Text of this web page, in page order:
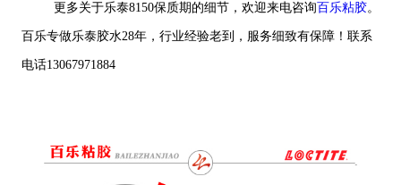
更多关于乐泰8150保质期的细节，欢迎来电咨询百乐粘胶。
百乐专做乐泰胶水28年，行业经验老到，服务细致有保障！联系
电话13067971884